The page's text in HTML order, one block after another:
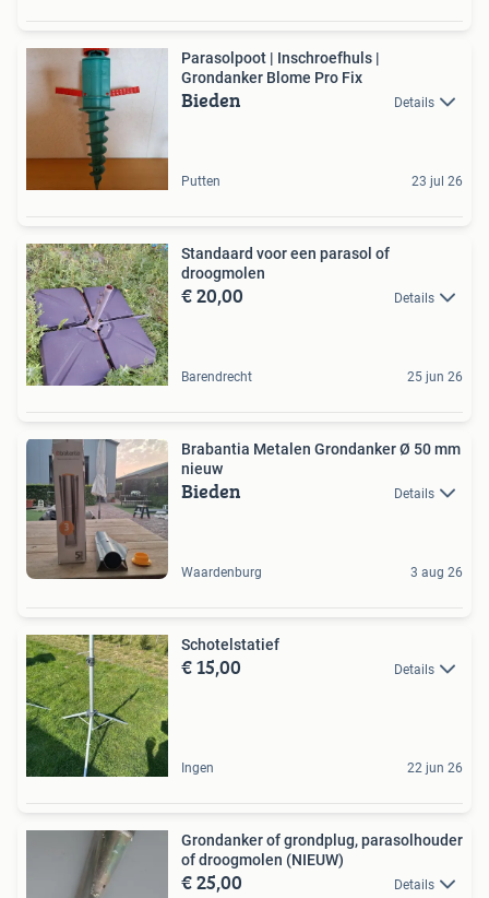
Parasolpoot | Inschroefhuls |
Grondanker Blome Pro Fix
Bieden Details
Putten 23 jul 26
Standaard voor een parasol of
droogmolen
€ 20,00 Details
Barendrecht 25 jun 26
Brabantia Metalen Grondanker Ø 50 mm
nieuw
Bieden Details
Waardenburg 3 aug 26
Schotelstatief
€ 15,00 Details
Ingen 22 jun 26
Grondanker of grondplug, parasolhouder
of droogmolen (NIEUW)
€ 25,00 Details